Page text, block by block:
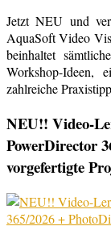
Jetzt NEU und
AquaSoft Video
beinhaltet
Workshop-Ideen,
zahlreiche
NEU!! Video-
PowerDirector
vorgefertigte